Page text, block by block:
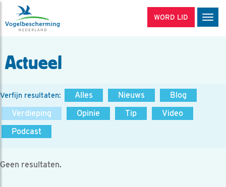
WORD LID
Actueel
Verfijn resultaten: Alles Nieuws
Blog
Verdieping
Opinie Tip
Video
Podcast
Geen resultaten.